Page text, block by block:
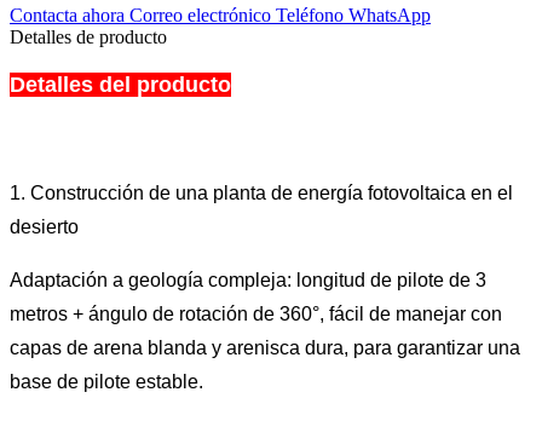
Contacta ahora Correo electrónico Teléfono WhatsApp
Detalles de producto
Detalles del producto
1. Construcción de una planta de energía fotovoltaica en el
desierto
Adaptación a geología compleja: longitud de pilote de 3
metros + ángulo de rotación de 360°, fácil de manejar con
capas de arena blanda y arenisca dura, para garantizar una
base de pilote estable.